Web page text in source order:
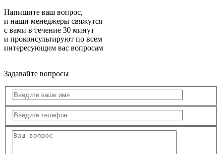
Напишите ваш вопрос,
и наши менеджеры свяжутся
с вами в течение 30 минут
и проконсультируют по всем
интересующим вас вопросам
Задавайте вопросы